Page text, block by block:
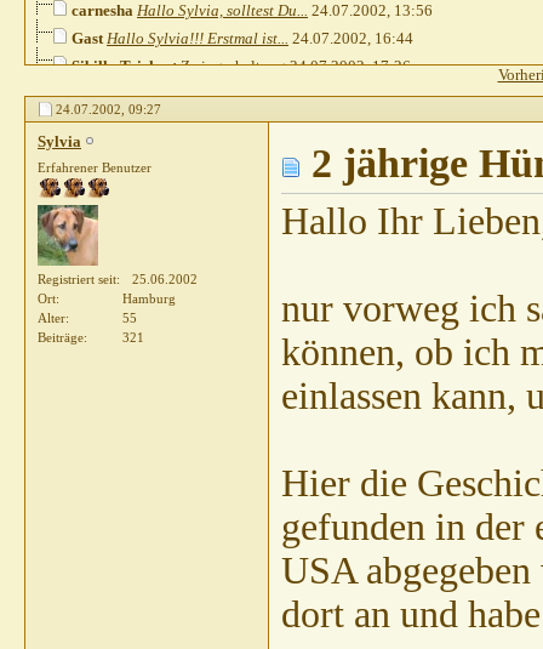
carnesha Hallo Sylvia, solltest Du... 24.07.2002, 13:56
Gast Hallo Sylvia!!! Erstmal ist... 24.07.2002, 16:44
Sibilla Teichert Zwingerhaltung24.07.2002,17:26
Sibilla Teichert Notfall24.07.2002,17:35
Gast Hallo Sibilla!!! Das ist ja...24.07.2002,17:36
LiaJosie
Kirstin Janson
sehr merkwürdig24.07.2002,23:57
Sylvia
25.07.2002,
01:33
Ursula
Hallo an alle, Dieses Thema...25.07.2002,11:11
Sylvia
Ursula Hallo Sylvia, war auch...
Hallo Ursula In den USA...26.07.2002,08:53
Elke Antosch
Hallo Sylvia, bitte,...26.07.2002,10:22
26.07.2002,11:04
Hallo Ursula Nur Mut, ist... 26.07.2002,14:15
24.07.2002, 09:27
Sylvia
Erfahrener Benutzer
Registriert seit
25.06.2002
Ort
Hamburg
Alter
55
Beiträge
321
2 jährige
Hallo Ihr
nur vorweg ich
können, ob ich
einlassen kann,
Hier die
gefunden in der
USA
dort an und